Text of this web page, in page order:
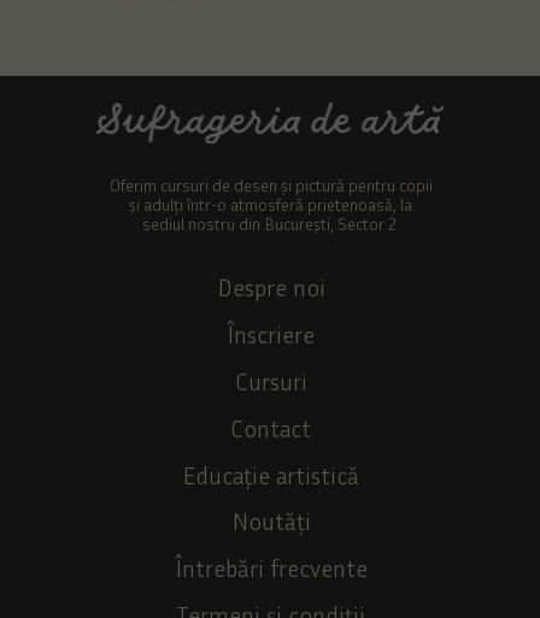
Oferim cursuri de desen și pictură pentru copii
și adulți într-o atmosferă prietenoasă, la
sediul nostru din București, Sector 2.
Noutăți
Întrebări frecvente
Despre noi
Înscriere
Cursuri
Contact
Educație artistică